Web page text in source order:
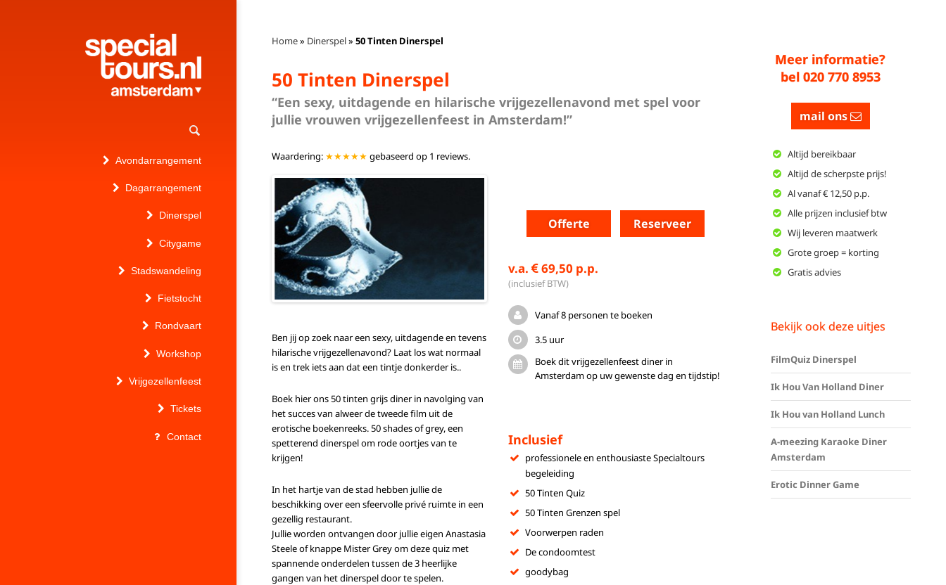
Avondarrangement
Dagarrangement
Dinerspel
Citygame
Stadswandeling
Fietstocht
Rondvaart
Workshop
Vrijgezellenfeest
Tickets
Contact
Home» Dinerspel» 50 Tinten Dinerspel
50 Tinten Dinerspel
“Een sexy, uitdagende en hilarische vrijgezellenavond met spel voor
jullie vrouwen vrijgezellenfeest in Amsterdam!”
Waardering: ★★★★★ gebaseerd op 1 reviews.
Ben jij op zoek naar een sexy, uitdagende en tevens
hilarische vrijgezellenavond? Laat los wat normaal
is en trek iets aan dat een tintje donkerder is..
Boek hier ons 50 tinten grijs diner in navolging van
het succes van alweer de tweede film uit de
erotische boekenreeks. 50 shades of grey, een
spetterend dinerspel om rode oortjes van te
krijgen!
In het hartje van de stad hebben jullie de
beschikking over een sfeervolle privé ruimte in een
gezellig restaurant.
Jullie worden ontvangen door jullie eigen Anastasia
Steele of knappe Mister Grey om deze quiz met
spannende onderdelen tussen de 3 heerlijke
gangen van het dinerspel door te spelen.
Offerte Reserveer
v.a. 69,50 p.p.
(inclusief BTW)
Vanaf 8 personen te boeken
3.5 uur
Boek dit vrijgezellenfeest diner in
Amsterdam op uw gewenste dag en tijdstip!
Inclusief
professionele en enthousiaste Specialtours
begeleiding
50 Tinten Quiz
50 Tinten Grenzen spel
Voorwerpen raden
De condoomtest
goodybag
Meer informatie?
bel 020 770 8953
mail ons
Altijd bereikbaar
Altijd de scherpste prijs!
Al vanaf € 12,50 p.p.
Alle prijzen inclusief btw
Wij leveren maatwerk
Grote groep = korting
Gratis advies
Bekijk ook deze uitjes
FilmQuiz Dinerspel
Ik Hou Van Holland Diner
Ik Hou van Holland Lunch
A-meezing Karaoke Diner
Amsterdam
Erotic Dinner Game